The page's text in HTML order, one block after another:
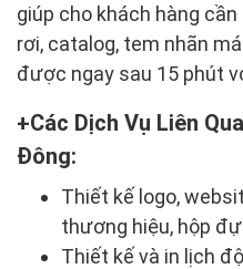
giúp cho khách hàng
rơi, catalog, tem nhãn
được ngay sau 15 phút
Các Dịch Vụ Liên
Đông:
Thiết kế logo,
thương hiệu, hộp
Thiết kế và in lịch